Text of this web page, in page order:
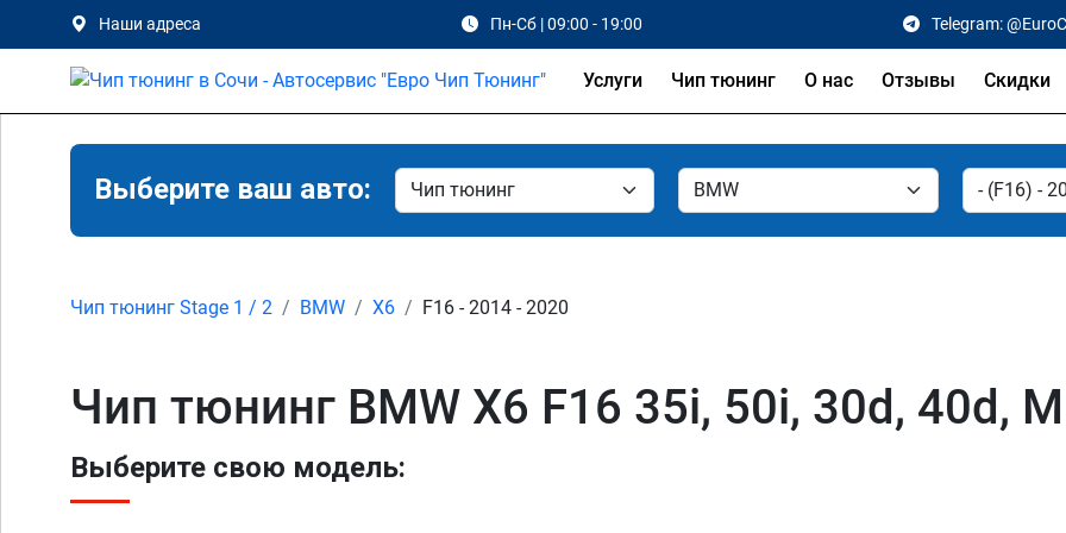
Наши адреса Пн-Сб | 09:00 - 19:00 Telegram:
Услуги Чип тюнинг О нас Отзывы Скидки
Выберите ваш авто:
Чип тюнинг Stage 1 / 2 BMW X6 F16 - 2014 - 2020
Чип тюнинг BMW X6 F16 35i, 50i, 30d, 40d,
Выберите свою модель: